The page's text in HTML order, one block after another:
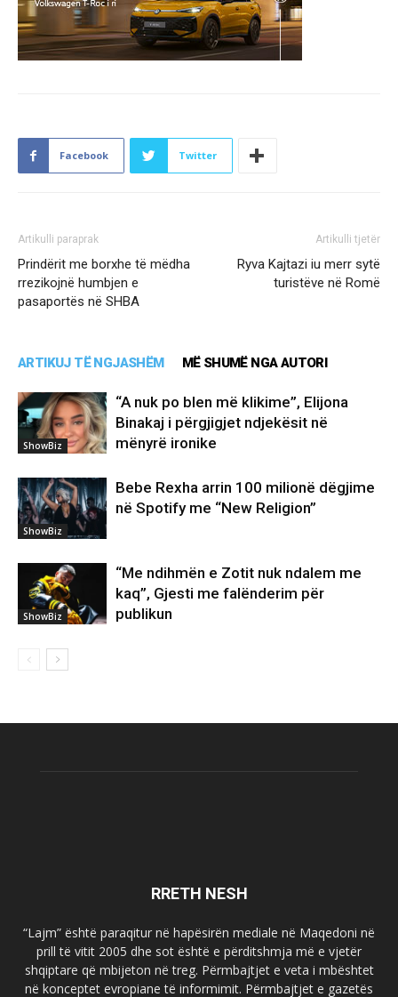
Facebook Twitter
Artikulli paraprak
Prindërit me borxhe të mëdha
rrezikojnë humbjen e
pasaportës në SHBA
Artikulli tjetër
Ryva Kajtazi iu merr sytë
turistëve në Romë
ARTIKUJ TË NGJASHËM MË SHUMË NGA AUTORI
ShowBiz
“A nuk po blen më klikime”, Elijona
Binakaj i përgjigjet ndjekësit në
mënyrë ironike
ShowBiz
Bebe Rexha arrin 100 milionë dëgjime
në Spotify me “New Religion”
ShowBiz
“Me ndihmën e Zotit nuk ndalem me
kaq”, Gjesti me falënderim për
publikun
RRETH NESH
“Lajm” është paraqitur në hapësirën mediale në Maqedoni në
prill të vitit 2005 dhe sot është e përditshmja më e vjetër
shqiptare që mbijeton në treg. Përmbajtjet e veta i mbështet
në konceptet evropiane të informimit. Përmbajtjet e gazetës